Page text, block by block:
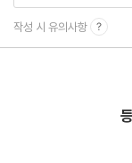
122 알파세대를 위
064 이웃집 기후활
작성 시 유의사항